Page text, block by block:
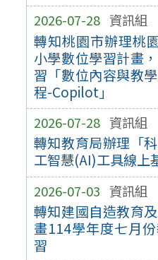
2026-07-28 資訊組
轉知桃園市辦理桃
小學數位學習計畫
習「數位內容與教
程-Copilot」
2026-07-28 資訊組
轉知教育局辦理「
工智慧(AI)工具線上
2026-07-03 資訊組
轉知建國自造教育
畫114學年度七月
習